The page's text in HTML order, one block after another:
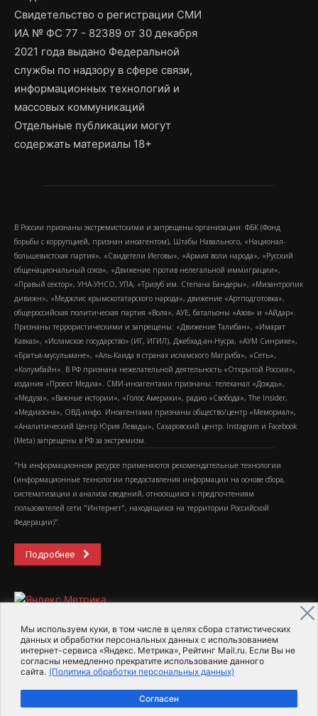
Мы используем куки, в том числе в целях сбора статистических
данных и обработки персональных данных с использованием
интернет-сервиса «Яндекс. Метрика», Рейтинг Mail.ru. Если Вы не
согласны немедленно прекратите использование данного
сайта. (Политика обработки персональных данных)
Согласен
Свидетельство о регистрации СМИ
ИА № ФС 77 - 82389 от 30 декабря
2021 года выдано Федеральной
службы по надзору в сфере связи,
информационных технологий и
массовых коммуникаций
Отдельные публикации могут
содержать материалы 18+
В России признаны экстремистскими и запрещены организации: ФБК (Фонд
борьбы с коррупцией, признан иноагентом), Штабы Навального, «Национал-
большевистская партия», «Свидетели Иеговы», «Армия воли народа», «Русский
общенациональный союз», «Движение против нелегальной иммиграции»,
«Правый сектор», УНА-УНСО, УПА, «Тризуб им. Степана Бандеры», «Мизантропик
дивижн», «Меджлис крымскотатарского народа», движение «Артподготовка»,
общероссийская политическая партия «Воля», АУЕ, батальоны «Азов» и «Айдар».
Признаны террористическими и запрещены: «Движение Талибан», «Имарат
Кавказ», «Исламское государство» (ИГ, ИГИЛ), Джебхад-ан-Нусра, «АУМ Синрике»,
«Братья-мусульмане», «Аль-Каида в странах исламского Магриба», «Сеть»,
«Колумбайн». В РФ признана нежелательной деятельность «Открытой России»,
издания «Проект Медиа». СМИ-иноагентами признаны: телеканал «Дождь»,
«Медуза», «Важные истории», «Голос Америки», радио «Свобода», The Insider,
«Медиазона», ОВД-инфо. Иноагентами признаны общество/центр «Мемориал»,
«Аналитический Центр Юрия Левады», Сахаровский центр. Instagram и Facebook
(Metа) запрещены в РФ за экстремизм.
"На информационном ресурсе применяются рекомендательные технологии
(информационные технологии предоставления информации на основе сбора,
систематизации и анализа сведений, относящихся к предпочтениям
пользователей сети "Интернет", находящихся на территории Российской
Федерации)".
Подробнее
2015-2026- Информационное агентство МедиаПоток
Для справки Об издании
Пользовательское соглашение
Политика обработки персональных данных